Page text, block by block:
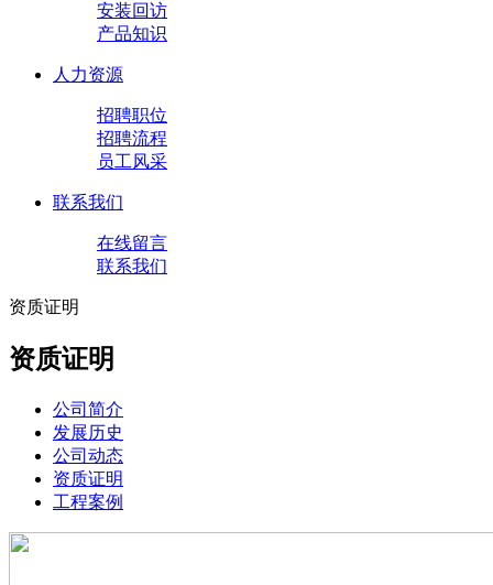
安装回访
产品知识
人力资源
招聘职位
招聘流程
员工风采
联系我们
在线留言
联系我们
资质证明
资质证明
公司简介
发展历史
公司动态
资质证明
工程案例